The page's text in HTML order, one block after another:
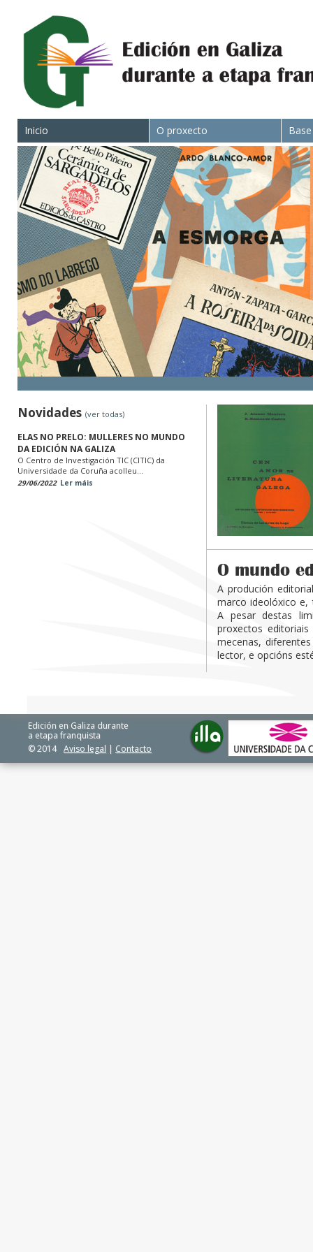
Inicio O proxecto
Novidades (ver todas)
ELAS NO PRELO: MULLERES NO MUNDO
DA EDICIÓN NA GALIZA
O Centro de Investigación TIC (CITIC) da
Universidade da Coruña acolleu...
29/06/2022 Ler máis
O mundo
A produción
marco ideolóxico e,
A pesar destas
proxectos
mecenas,
lector, e opcións
Edición en Galiza durante
a etapa franquista
© 2014 Aviso legal | Contacto